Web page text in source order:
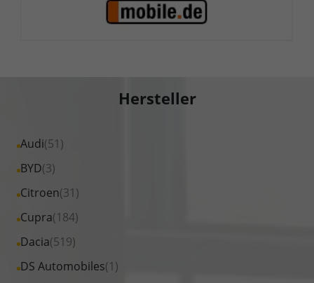
Hersteller
Audi(51)
Alle
Fahrzeuge
Audi
anzeigen
BYD(3)
Alle
Fahrzeuge
BYD
anzeigen
Citroen(31)
Alle
Fahrzeuge
Citroen
anzeigen
Cupra(184)
Alle
Fahrzeuge
Cupra
Dacia(519)
Alle
Fahrzeuge
DS Automobiles(1)
Alle